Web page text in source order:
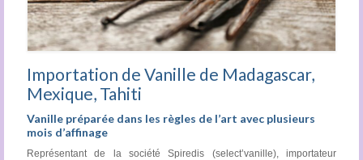
Importation de Vanille de Madagascar,
Mexique, Tahiti
Vanille préparée dans les règles de l’art avec plusieurs
mois d’affinage
Représentant de la société Spiredis (select’vanille), importateur